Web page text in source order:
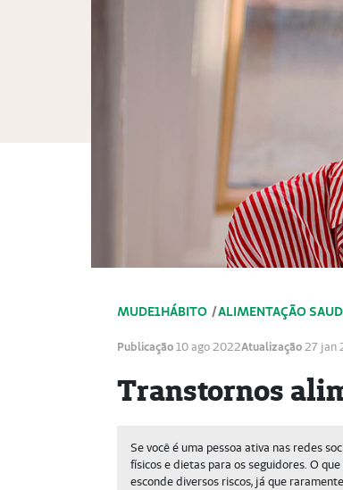
MUDE1HÁBITO /ALIMENTAÇÃO
Publicação10 ago 2022Atualização27 jan
Transtornos
Se você é uma pessoa ativa nas redes
físicos e dietas para os seguidores. O
esconde diversos riscos, já que